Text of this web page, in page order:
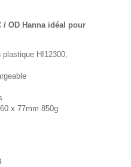
/ OD Hanna idéal pour
plastique HI12300,
x 77mm 850g